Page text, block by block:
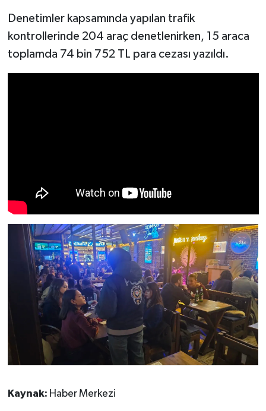
Denetimler kapsamında yapılan trafik
kontrollerinde 204 araç denetlenirken, 15 araca
toplamda 74 bin 752 TL para cezası yazıldı.
Kaynak: Haber Merkezi